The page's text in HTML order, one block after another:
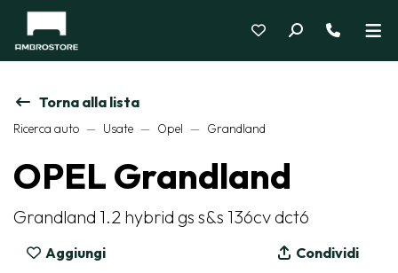
Torna alla lista
Ricerca auto Usate Opel Grandland
OPEL Grandland
Grandland 1.2 hybrid gs s&s 136cv dct6
Aggiungi Condividi